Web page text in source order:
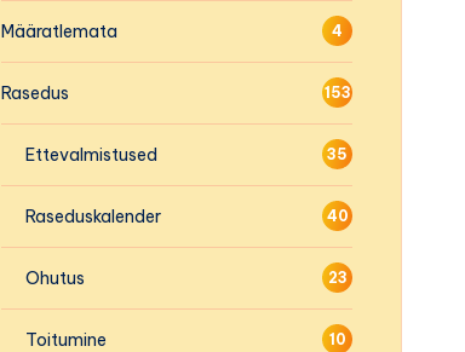
Määratlemata 4
Rasedus 153
Ettevalmistused 35
Raseduskalender 40
Ohutus 23
Toitumine 10